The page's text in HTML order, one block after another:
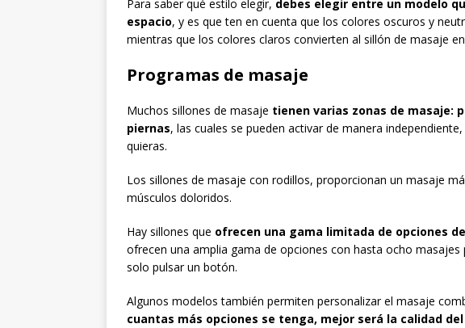
Para saber qué estilo elegir, debes elegir entre un modelo
espacio, y es que ten en cuenta que los colores oscuros y
mientras que los colores claros convierten al sillón de masaje
Programas de masaje
Muchos sillones de masaje tienen varias zonas de masaje:
piernas, las cuales se pueden activar de manera
quieras.
Los sillones de masaje con rodillos, proporcionan un masaje
músculos doloridos.
Hay sillones que ofrecen una gama limitada de opciones
ofrecen una amplia gama de opciones con hasta ocho
solo pulsar un botón.
Algunos modelos también permiten personalizar el masaje
cuantas más opciones se tenga, mejor será la calidad